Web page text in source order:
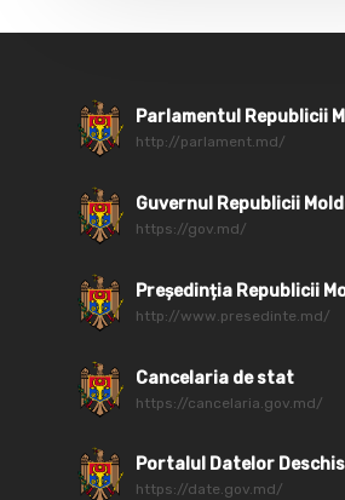
Parlamentul Republicii
http://parlament.md/
Guvernul Republicii
https://gov.md/
Președinția Republicii
http://www.presedinte.md/
Cancelaria de stat
https://cancelaria.gov.md/
Portalul Datelor
https://date.gov.md/